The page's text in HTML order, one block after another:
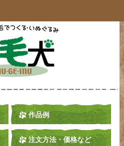
作品例
注文方法・価格など